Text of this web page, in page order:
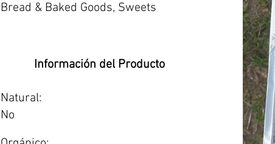
Bread & Baked Goods, Sweets
Información del Producto
Natural:
No